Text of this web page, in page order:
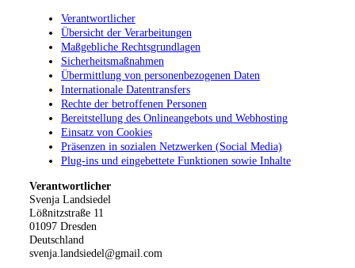
Verantwortlicher
Übersicht der Verarbeitungen
Maßgebliche Rechtsgrundlagen
Sicherheitsmaßnahmen
Übermittlung von personenbezogenen Daten
Internationale Datentransfers
Rechte der betroffenen Personen
Bereitstellung des Onlineangebots und Webhosting
Einsatz von Cookies
Präsenzen in sozialen Netzwerken (Social Media)
Plug-ins und eingebettete Funktionen sowie Inhalte
Verantwortlicher
Svenja Landsiedel
Lößnitzstraße 11
01097 Dresden
Deutschland
svenja.landsiedel@gmail.com